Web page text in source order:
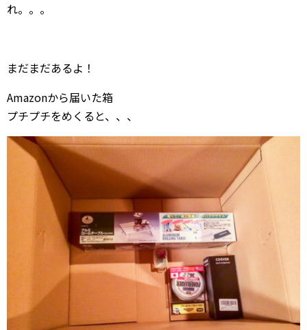
れ。。。
まだまだあるよ！
Amazonから届いた箱
プチプチをめくると、、、